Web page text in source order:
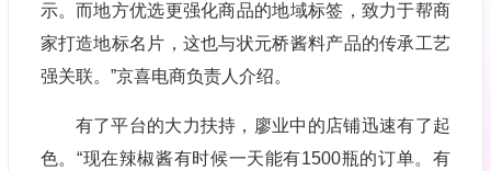
示。而地方优选更强化商品的地域标签，致力于帮商
家打造地标名片，这也与状元桥酱料产品的传承工艺
强关联。”京喜电商负责人介绍。
有了平台的大力扶持，廖业中的店铺迅速有了起
色。“现在辣椒酱有时候一天能有1500瓶的订单。有